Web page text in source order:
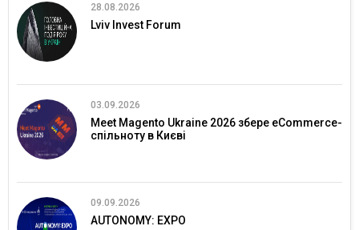
28.08.2026
Lviv Invest Forum
03.09.2026
Meet Magento Ukraine 2026 збере eCommerce-
спільноту в Києві
09.09.2026
AUTONOMY: EXPO